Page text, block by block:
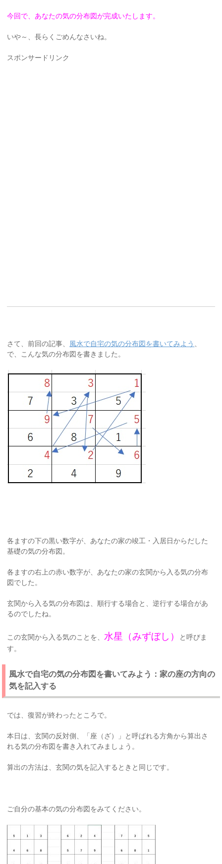
今回で、あなたの気の分布図が完成いたします。
いや～、長らくごめんなさいね。
スポンサードリンク
さて、前回の記事、 風水で自宅の気の分布図を書いてみよう 、
で、こんな気の分布図を書きました。
各ますの下の黒い数字が、あなたの家の竣工・入居日からだした
基礎の気の分布図。
各ますの右上の赤い数字が、あなたの家の玄関から入る気の分布
図でした。
玄関から入る気の分布図は、順行する場合と、逆行する場合があ
るのでしたね。
この玄関から入る気のことを、水星（みずぼし）
と呼びま
す。
風水で自宅の気の分布図を書いてみよう：家の座の方向の
気を記入する
では、復習が終わったところで。
本日は、玄関の反対側、「座（ざ）」と呼ばれる方角から算出さ
れる気の分布図を書き入れてみましょう。
算出の方法は、玄関の気を記入するときと同じです。
ご自分の基本の気の分布図をみてください。